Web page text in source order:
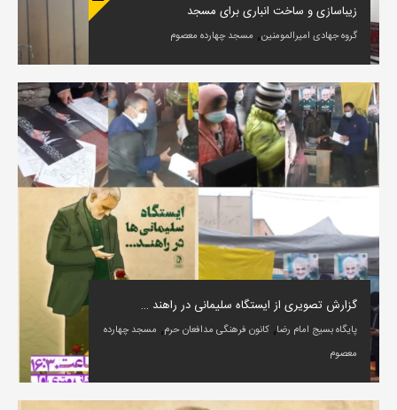
زیباسازی و ساخت انباری برای مسجد
گروه جهادی امیرالمومنین, مسجد چهارده معصوم
گزارش تصویری از ایستگاه سلیمانی در راهند …
پایگاه بسیج امام رضا, کانون فرهنگی مدافعان حرم, مسجد چهارده
معصوم